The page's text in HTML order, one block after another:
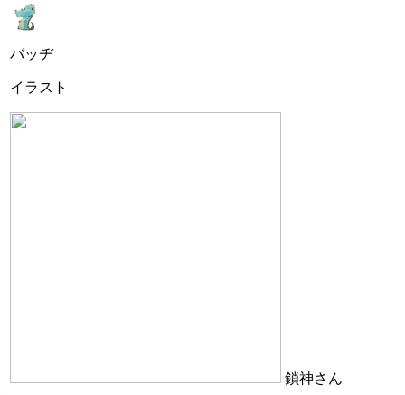
バッヂ
イラスト
鎖神さん